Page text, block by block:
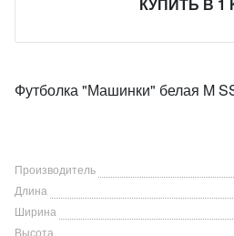
Футболка "Машинки" белая M
Производитель
Длина
Ширина
Высота